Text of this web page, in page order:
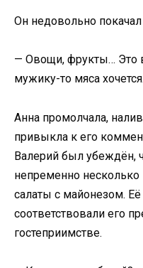
Он недовольно покачал
— Овощи, фрукты… Это
мужику-то мяса хочется.
Анна промолчала,
привыкла к его
Валерий был убеждён,
непременно
салаты с майонезом.
соответствовали его
гостеприимстве.